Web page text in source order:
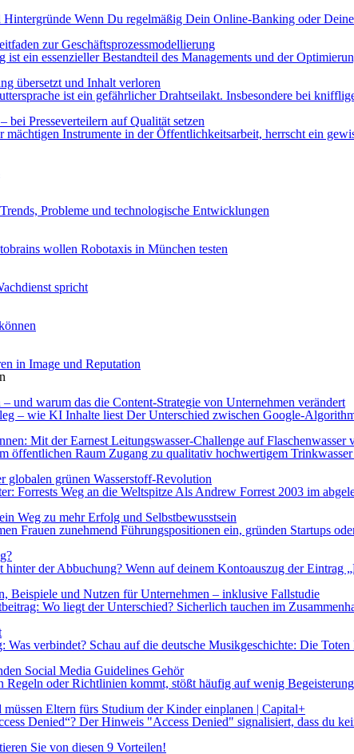
Hintergründe Wenn Du regelmäßig Dein Online-Banking oder
zur Geschäftsprozessmodellierung
ist ein essenzieller Bestandteil des Managements und der
übersetzt und Inhalt verloren
ist ein gefährlicher Drahtseilakt. Insbesondere bei
bei Presseverteilern auf Qualität setzen
mächtigen Instrumente in der Öffentlichkeitsarbeit, herrscht ein
Probleme und technologische Entwicklungen
wollen Robotaxis in München testen
spricht
in Image und Reputation
und warum das die Content-Strategie von Unternehmen verändert
– wie KI Inhalte liest Der Unterschied zwischen Google-
Mit der Earnest Leitungswasser-Challenge auf Flaschenwasser
öffentlichen Raum Zugang zu qualitativ hochwertigem
globalen grünen Wasserstoff-Revolution
Forrests Weg an die Weltspitze Als Andrew Forrest 2003 im
Weg zu mehr Erfolg und Selbstbewusstsein
Frauen zunehmend Führungspositionen ein, gründen Startups
der Abbuchung? Wenn auf deinem Kontoauszug der Eintrag
Beispiele und Nutzen für Unternehmen – inklusive Fallstudie
Wo liegt der Unterschied? Sicherlich tauchen im
Was verbindet? Schau auf die deutsche Musikgeschichte: Die
Social Media Guidelines Gehör
Regeln oder Richtlinien kommt, stößt häufig auf wenig
Eltern fürs Studium der Kinder einplanen | Capital+
Denied“? Der Hinweis "Access Denied" signalisiert, dass du
Sie von diesen 9 Vorteilen!